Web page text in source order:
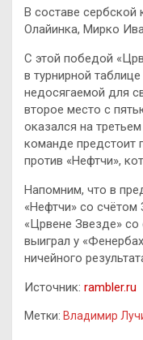
В составе сербской
Олайинка, Мирко
С этой победой
в турнирной
недосягаемой для
второе место с
оказался на
команде предстоит
против «Нефтчи»,
Напомним, что в
«Нефтчи» со счётом
«Црвене Звезде» со
выиграл у
ничейного
Источник: rambler.ru
Метки: Владимир